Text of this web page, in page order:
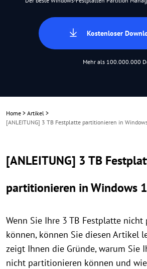
Kostenloser
Mehr als 100.000.000
Home > Artikel >
[ANLEITUNG] 3 TB Festplatte partitionieren in
[ANLEITUNG] 3 TB
partitionieren in Windows
Wenn Sie Ihre 3 TB Festplatte
können, können Sie diesen Artikel
zeigt Ihnen die Gründe, warum Sie
nicht partitionieren können und